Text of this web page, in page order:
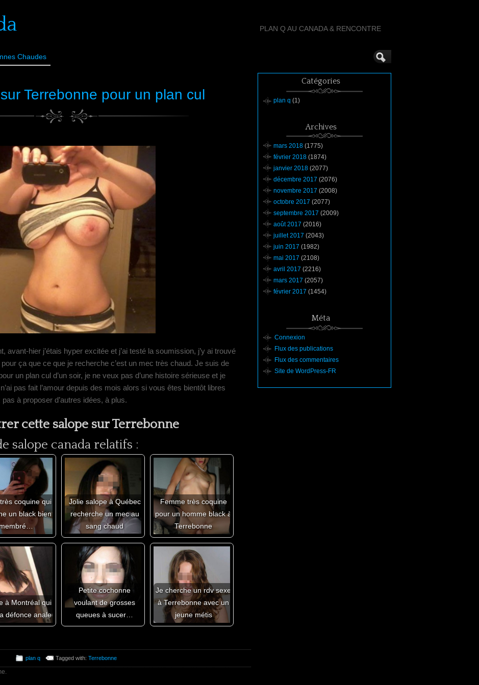
PLAN Q AU CANADA & RENCONTRE
Chaudes
Terrebonne pour un plan cul
avant-hier j’étais hyper excitée et j’ai testé la soumission, j’y ai trouvé
ça que ce que je recherche c’est un mec très chaud. Je suis de
un plan cul d’un soir, je ne veux pas d’une histoire sérieuse et je
pas fait l’amour depuis des mois alors si vous êtes bientôt libres
pas à proposer d’autres idées, à plus.
cette salope sur Terrebonne
salope canada relatifs :
coquine qui
un black bien
Jolie salope à Québec
recherche un mec au
sang chaud
Femme très coquine
pour un homme black à
Terrebonne
à Montréal qui
défonce anale
Petite cochonne
voulant de grosses
queues à sucer…
Je cherche un rdv sexe
à Terrebonne avec un
jeune métis
plan q Tagged with:Terrebonne
Catégories
plan q (1)
Archives
mars 2018 (1775)
février 2018 (1874)
janvier 2018 (2077)
décembre 2017 (2076)
novembre 2017 (2008)
octobre 2017 (2077)
septembre 2017 (2009)
août 2017 (2016)
juillet 2017 (2043)
juin 2017 (1982)
mai 2017 (2108)
avril 2017 (2216)
mars 2017 (2057)
février 2017 (1454)
Méta
Connexion
Flux des publications
Flux des commentaires
Site de WordPress-FR